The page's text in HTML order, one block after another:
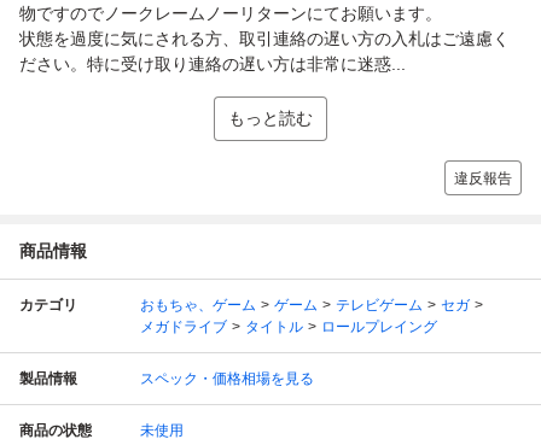
物ですのでノークレームノーリターンにてお願います。
状態を過度に気にされる方、取引連絡の遅い方の入札はご遠慮く
ださい。特に受け取り連絡の遅い方は非常に迷惑...
もっと読む
違反報告
商品情報
カテゴリ おもちゃ、ゲーム ゲーム テレビゲーム
セガ
メガドライブ
タイトル ロールプレイング
製品情報 スペック・価格相場を見る
商品の状態 未使用